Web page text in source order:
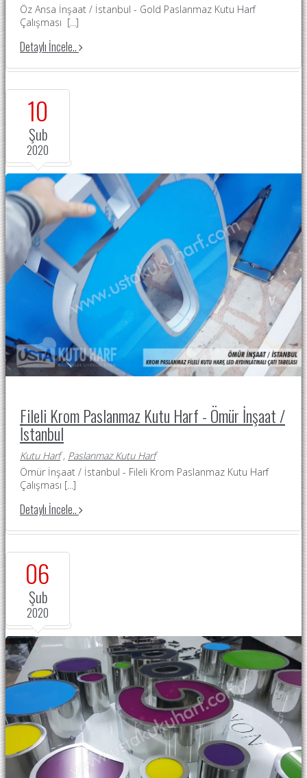
Öz Ansa İnşaat / İstanbul - Gold Paslanmaz Kutu Harf
Çalışması [...]
Detaylı İncele..
10
Şub
2020
Fileli Krom Paslanmaz Kutu Harf - Ömür İnşaat /
İstanbul
Kutu Harf, Paslanmaz Kutu Harf
Ömür İnşaat / İstanbul - Fileli Krom Paslanmaz Kutu Harf
Çalışması [...]
Detaylı İncele..
06
Şub
2020